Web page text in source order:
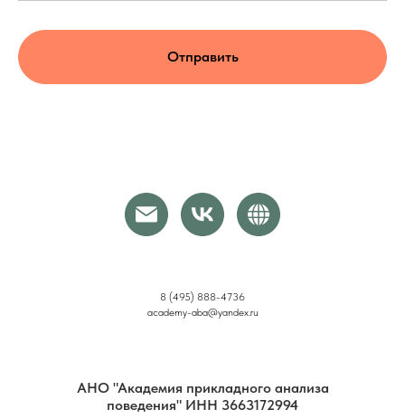
Отправить
8 (495) 888-4736
academy-aba@yandex.ru
АНО "Академия прикладного анализа
поведения" ИНН 3663172994